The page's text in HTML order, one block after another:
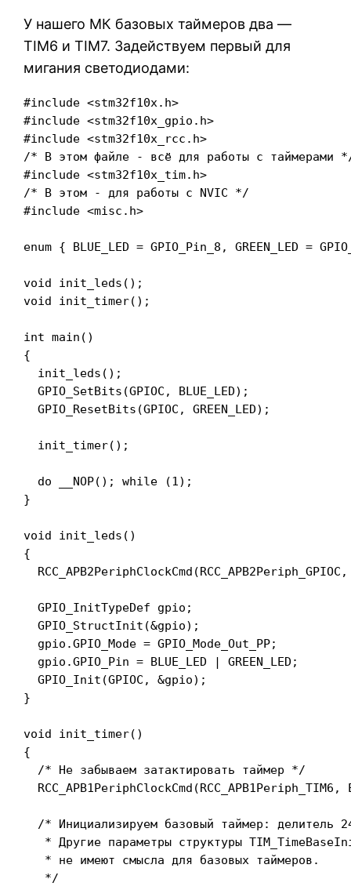
У нашего МК базовых таймеров два —
TIM6 и TIM7. Задействуем первый для
мигания светодиодами:
#include <stm32f10x.h>
#include <stm32f10x_gpio.h>
#include <stm32f10x_rcc.h>
/* В этом файле - всё для работы с таймерами
#include <stm32f10x_tim.h>
/* В этом - для работы с NVIC */
#include <misc.h>
enum { BLUE_LED = GPIO_Pin_8, GREEN_LED =
void init_leds();
void init_timer();
int main()
{
  init_leds();
  GPIO_SetBits(GPIOC, BLUE_LED);
  GPIO_ResetBits(GPIOC, GREEN_LED);
  init_timer();
  do __NOP(); while (1);
}
void init_leds()
{
  GPIO_InitTypeDef gpio;
  GPIO_StructInit(&gpio);
  gpio.GPIO_Mode = GPIO_Mode_Out_PP;
  gpio.GPIO_Pin = BLUE_LED | GREEN_LED;
  GPIO_Init(GPIOC, &gpio);
}
void init_timer()
{
  /* Не забываем затактировать таймер */
RCC_APB1PeriphClockCmd(RCC_APB1Periph_TIM6,
/* Инициализируем базовый таймер: делитель
* Другие параметры структуры
   * не имеют смысла для базовых таймеров.
   */